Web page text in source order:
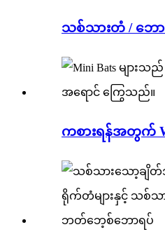
သစ်သားတံ / ဘေ
ကစားရန်အတွက်